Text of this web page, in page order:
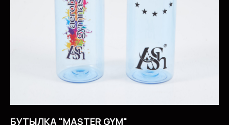
БУТЫЛКА "MASTER GYM"